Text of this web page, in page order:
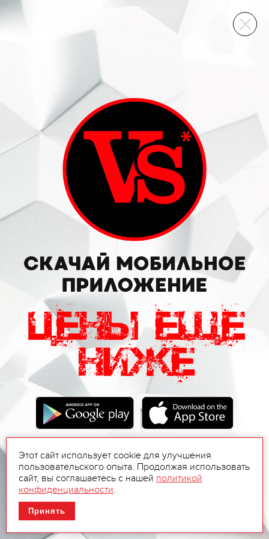
ВИННЫЙ СКЛАД
Этот сайт использует cookie для улучшения
пользовательского опыта. Продолжая использовать
сайт, вы соглашаетесь с нашей политикой
конфиденциальности.
Принять